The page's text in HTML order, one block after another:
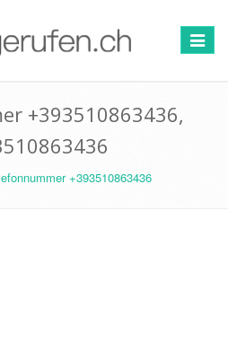
Toggle
+393510863436,
+393510863436